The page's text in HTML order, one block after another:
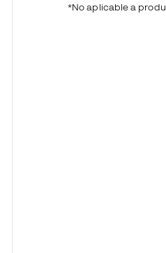
*No aplicable a